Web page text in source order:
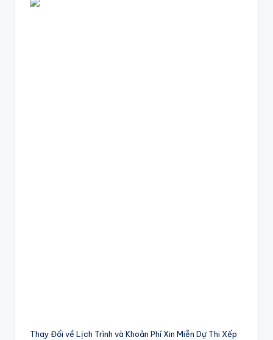
Thay Đổi về Lịch Trình và Khoản Phí Xin Miễn Dự Thi Xếp